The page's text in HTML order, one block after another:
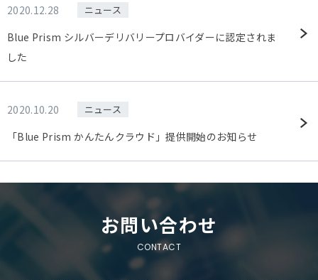
2020.12.28 ニュース
Blue Prism シルバーデリバリープロバイダーに認定されま
した
2020.10.20 ニュース
「Blue Prism かんたんクラウド」提供開始のお知らせ
お問い合わせ